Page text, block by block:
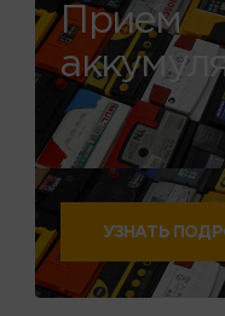
Прием
УЗНАТЬ